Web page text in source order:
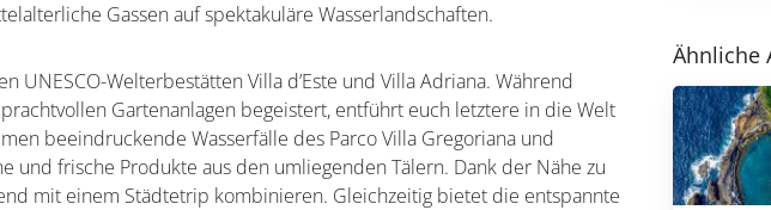
Gassen auf spektakuläre Wasserlandschaften.
UNESCO-Welterbestätten Villa d’Este und Villa Adriana. Während
Gartenanlagen begeistert, entführt euch letztere in die Welt
beeindruckende Wasserfälle des Parco Villa Gregoriana und
und frische Produkte aus den umliegenden Tälern. Dank der Nähe zu
mit einem Städtetrip kombinieren. Gleichzeitig bietet die entspannte
Ähnliche